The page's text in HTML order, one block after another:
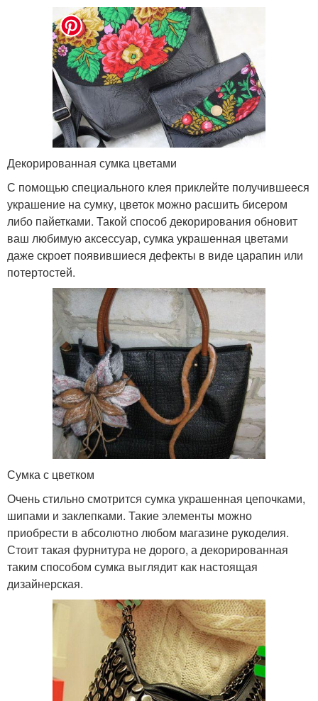
Декорированная сумка цветами
С помощью специального клея приклейте получившееся
украшение на сумку, цветок можно расшить бисером
либо пайетками. Такой способ декорирования обновит
ваш любимую аксессуар, сумка украшенная цветами
даже скроет появившиеся дефекты в виде царапин или
потертостей.
Сумка с цветком
Очень стильно смотрится сумка украшенная цепочками,
шипами и заклепками. Такие элементы можно
приобрести в абсолютно любом магазине рукоделия.
Стоит такая фурнитура не дорого, а декорированная
таким способом сумка выглядит как настоящая
дизайнерская.